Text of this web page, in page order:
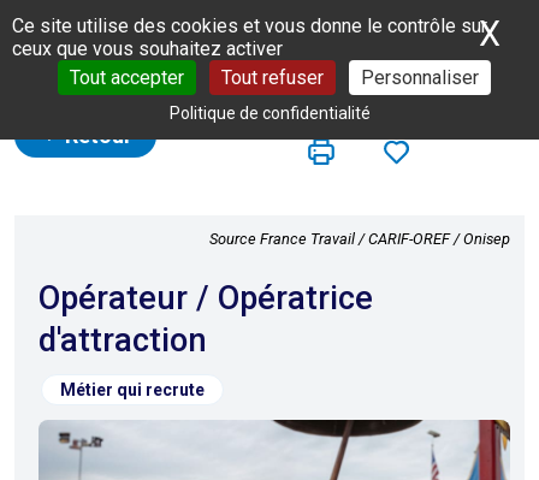
Panneau de gestion des cookies
Ce site utilise des cookies et vous donne le contrôle sur
ceux que vous souhaitez activer
Tout accepter
Tout refuser Personnaliser
Politique de confidentialité
X
Retour
Source France Travail / CARIF-OREF / Onisep
Opérateur / Opératrice
d'attraction
Métier qui recrute